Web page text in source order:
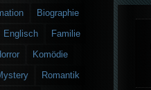
Biographie
Englisch
Familie
Komödie
Romantik